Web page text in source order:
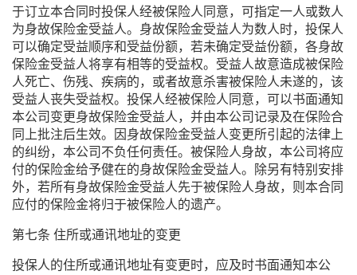
于订立本合同时投保人经被保险人同意，可指定一人或数人
为身故保险金受益人。身故保险金受益人为数人时，投保人
可以确定受益顺序和受益份额，若未确定受益份额，各身故
保险金受益人将享有相等的受益权。受益人故意造成被保险
人死亡、伤残、疾病的，或者故意杀害被保险人未遂的，该
受益人丧失受益权。投保人经被保险人同意，可以书面通知
本公司变更身故保险金受益人，并由本公司记录及在保险合
同上批注后生效。因身故保险金受益人变更所引起的法律上
的纠纷，本公司不负任何责任。被保险人身故，本公司将应
付的保险金给予健在的身故保险金受益人。除另有特别安排
外，若所有身故保险金受益人先于被保险人身故，则本合同
应付的保险金将归于被保险人的遗产。
第七条 住所或通讯地址的变更
投保人的住所或通讯地址有变更时，应及时书面通知本公